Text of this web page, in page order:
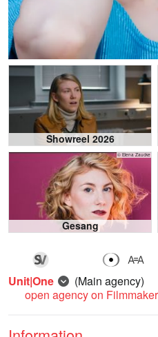
Showreel 2026
© Elena Zaucke
Gesang
Unit|One
(Main agency)
open agency on